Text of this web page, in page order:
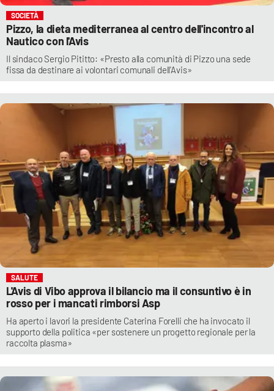
SOCIETÀ
Pizzo, la dieta mediterranea al centro dell'incontro al
Nautico con l'Avis
Il sindaco Sergio Pititto: «Presto alla comunità di Pizzo una sede
fissa da destinare ai volontari comunali dell'Avis»
SALUTE
L'Avis di Vibo approva il bilancio ma il consuntivo è in
rosso per i mancati rimborsi Asp
Ha aperto i lavori la presidente Caterina Forelli che ha invocato il
supporto della politica «per sostenere un progetto regionale per la
raccolta plasma»